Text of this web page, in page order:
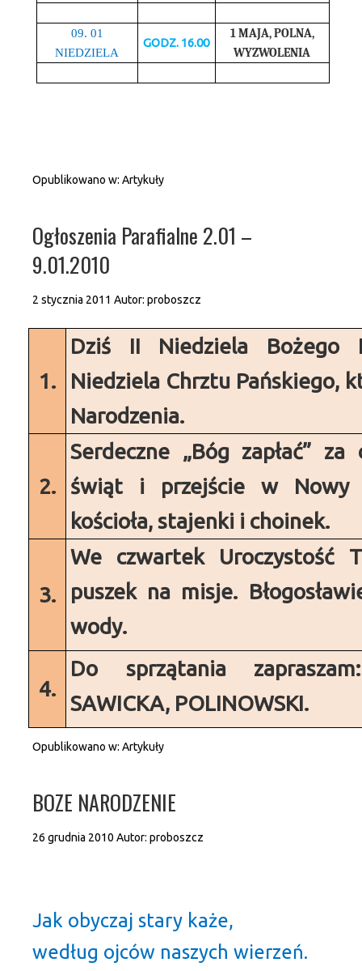
09. 01
NIEDZIELA
GODZ. 16.00
1 MAJA, POLNA,
WYZWOLENIA
Opublikowano w: Artykuły
Ogłoszenia Parafialne 2.01 –
9.01.2010
2 stycznia 2011 Autor: proboszcz
1.
DziśII Niedziela Bożego
Niedziela Chrztu Pańskiego,
Narodzenia.
2.
Serdeczne „Bóg zapłać” za
świąt i przejście w Nowy
kościoła, stajenki i choinek.
3.
We czwartek Uroczystość
puszek na misje.
wody.
4.
Do sprzątania
SAWICKA, POLINOWSKI.
Opublikowano w: Artykuły
BOZE NARODZENIE
26 grudnia 2010 Autor: proboszcz
Jak obyczaj stary każe,
według ojców naszych wierzeń.